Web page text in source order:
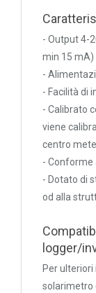
- Output 4-
min 15 mA)
-
- Facilità di
- Calibrato
viene
centro
- Conforme
- Dotato di
od alla
logger/
Per
solarimetro
Sonde VOC -
Sonde VOC
Sonde VOC da
Sonde di polveri
Sonde
Sonde
Sonde
MOVIMENTO